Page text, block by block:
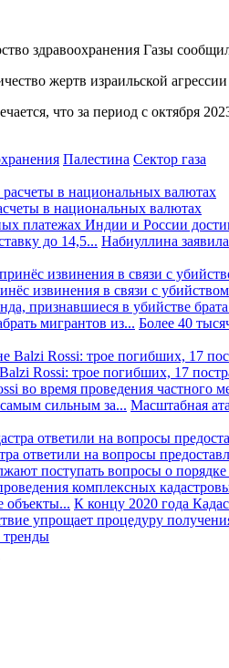
здравоохранения Газы
жертв израильской
что за период с октября
Палестина Сектор газа
в национальных валютах
платежах Индии и России
до 14,5... Набиуллина
извинения в связи с
признавшиеся в убийстве
мигрантов из... Более 40
Rossi: трое погибших, 17
во время проведения частного
сильным за... Масштабная
ответили на вопросы
поступать вопросы о
комплексных
объекты... К концу 2020 года
упрощает процедуру
тренды